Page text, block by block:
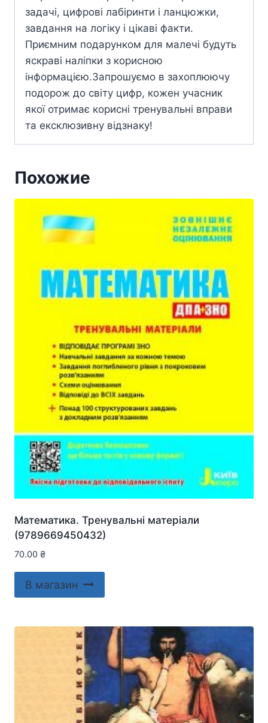
задачі, цифрові лабіринти і ланцюжки,
завдання на логіку і цікаві факти.
Приємним подарунком для малечі будуть
яскраві наліпки з корисною
інформацією.Запрошуємо в захоплюючу
подорож до світу цифр, кожен учасник
якої отримає корисні тренувальні вправи
та ексклюзивну відзнаку!
Похожие
Математика. Тренувальні матеріали
(9789669450432)
70.00 ₴
В магазин